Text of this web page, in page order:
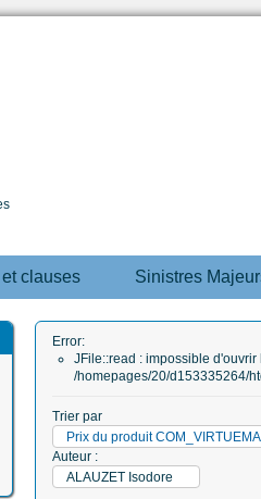
clauses Sinistres
Error:
JFile::read : impossible d'ouvrir
/homepages/20/d153335264/
Trier par
Prix du produit
Auteur :
ALAUZET Isodore